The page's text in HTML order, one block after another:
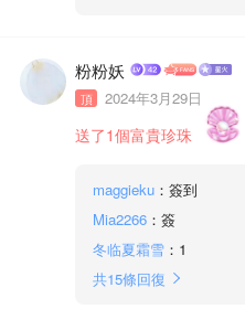
粉粉妖
頂 2024年3月29日
送了1個富貴珍珠
maggieku：簽到
Mia2266：簽
冬临夏霜雪：1
共15條回復